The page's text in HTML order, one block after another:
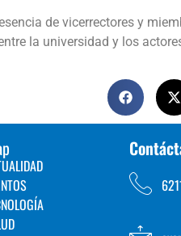
de vicerrectores y
la universidad y los